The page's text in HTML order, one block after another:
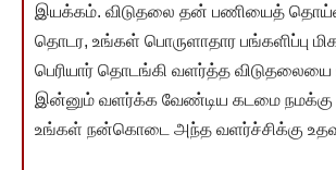
இயக்கம். விடுதலை தன் பணியைத்
தொடர, உங்கள் பொருளாதார பங்களிப்பு
பெரியார் தொடங்கி வளர்த்த விடுதலையை
இன்னும் வளர்க்க வேண்டிய கடமை நமக்கு
உங்கள் நன்கொடை அந்த வளர்ச்சிக்கு